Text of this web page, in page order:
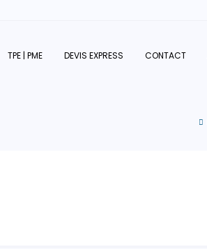
TPE | PME DEVIS EXPRESS CONTACT